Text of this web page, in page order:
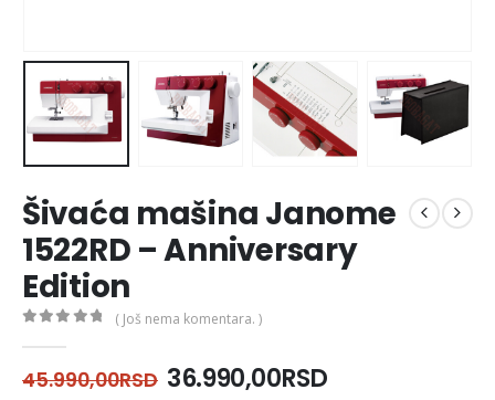
Šivaća mašina Janome
1522RD – Anniversary
Edition
( Još nema komentara. )
45.990,00RSD 36.990,00RSD